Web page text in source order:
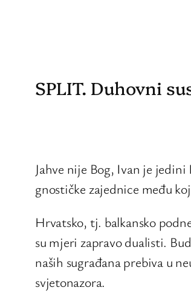
SPLIT. Duhovni
Jahve nije Bog, Ivan je
gnostičke zajednice među
Hrvatsko, tj. balkansko
su mjeri zapravo dualisti.
naših sugrađana prebiva u
svjetonazora.